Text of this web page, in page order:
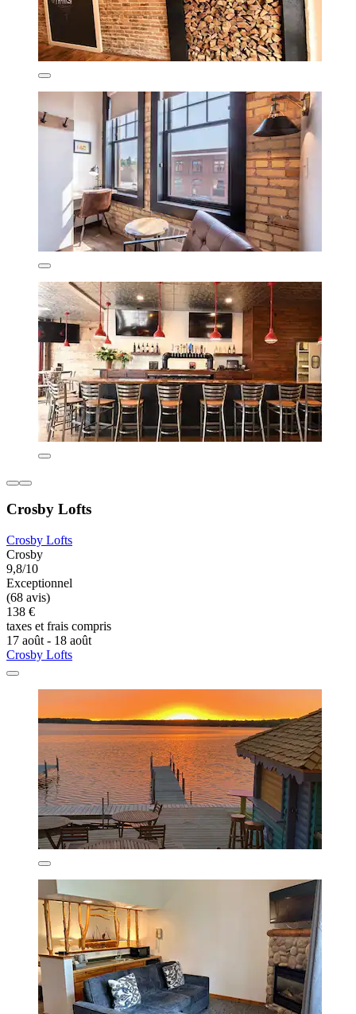
Crosby Lofts
Crosby Lofts
Crosby
9,8/10
Exceptionnel
(68 avis)
138 €
taxes et frais compris
17 août - 18 août
Crosby Lofts